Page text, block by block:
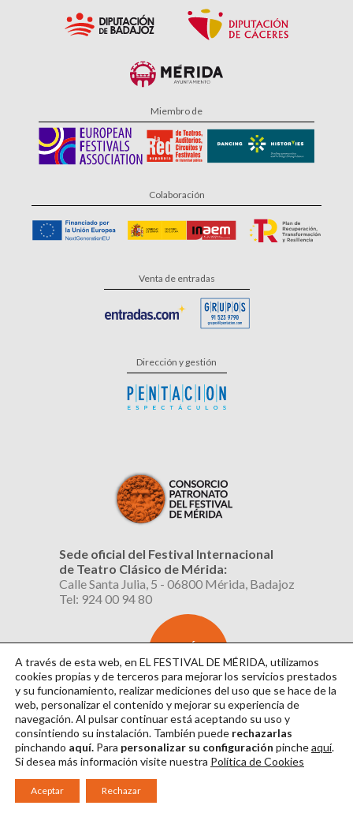
Miembro de
Colaboración
Venta de entradas
Dirección y gestión
Sede oficial del Festival Internacional
de Teatro Clásico de Mérida:
Calle Santa Julia, 5 - 06800 Mérida, Badajoz
Tel: 924 00 94 80
SUSCRÍBETE
AL BOLETÍN
Aviso Legal|Política de Privacidad
|Webmaster: Axel Kacelnik
A través de esta web, en EL FESTIVAL DE MÉRIDA, utilizamos
cookies propias y de terceros para mejorar los servicios prestados
y su funcionamiento, realizar mediciones del uso que se hace de la
web, personalizar el contenido y mejorar su experiencia de
navegación. Al pulsar continuarestá aceptando su uso y
consintiendo su instalación. También puede rechazarlas
pinchando aquí. Para personalizar su configuración pincheaquí.
Si desea más información visite nuestra Política de Cookies
Aceptar Rechazar